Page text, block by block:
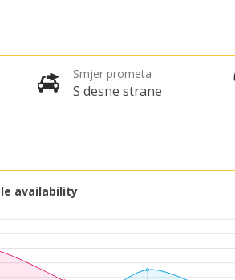
Smjer prometa
S desne strane
availability